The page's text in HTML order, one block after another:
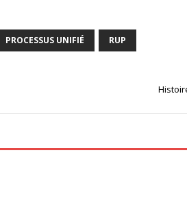
PROCESSUS UNIFIÉ RUP